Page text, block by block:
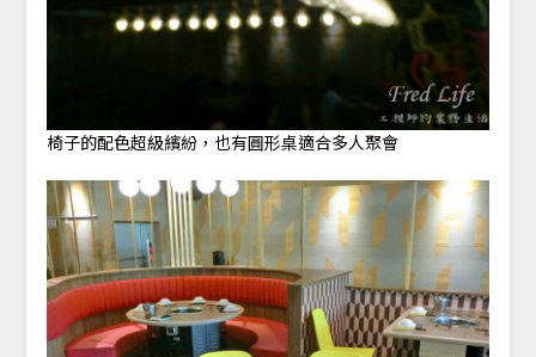
椅子的配色超級繽紛，也有圓形桌適合多人聚會